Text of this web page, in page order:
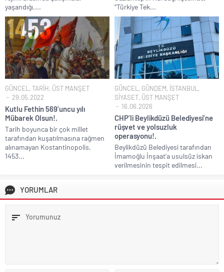
yaşandığı,...
“Türkiye Tek...
GÜNCEL , TARİH, ÜST MANŞET
29.05.2022
Kutlu Fethin 569’uncu yılı
Mübarek Olsun!.
Tarih boyunca bir çok millet
tarafından kuşatılmasına rağmen
alınamayan Kostantinopolis,
1453...
GÜNCEL , GÜNDEM, İSTANBUL ,
SİYASET, ÜST MANŞET
16.06.2026
CHP’li Beylikdüzü Belediyesi’ne
rüşvet ve yolsuzluk
operasyonu!.
Beylikdüzü Belediyesi tarafından
İmamoğlu İnşaat’a usulsüz iskan
verilmesinin tespit edilmesi...
YORUMLAR